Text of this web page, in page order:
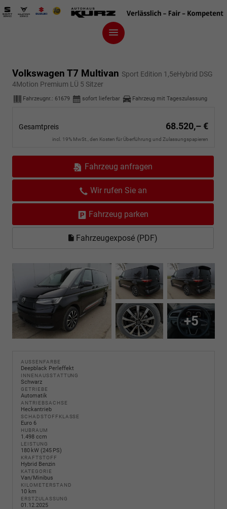
Volkswagen T7 Multivan Sport Edition 1,5eHybrid DSG
4Motion Premium LÜ 5 Sitzer
Fahrzeugnr.: 61679 sofort lieferbar Fahrzeug mit Tageszulassung
Gesamtpreis 68.520,– €
incl. 19% MwSt., den Kosten für Überführung und Zulassungspapieren
Fahrzeug anfragen
Wir rufen Sie an
Fahrzeug parken
Fahrzeugexposé (PDF)
+5
AUSSENFARBE
Deepblack Perleffekt
INNENAUSSTATTUNG
Schwarz
GETRIEBE
Automatik
ANTRIEBSACHSE
Heckantrieb
SCHADSTOFFKLASSE
Euro 6
HUBRAUM
1.498 ccm
LEISTUNG
180 kW (245 PS)
KRAFTSTOFF
Hybrid Benzin
KATEGORIE
Van/Minibus
KILOMETERSTAND
10 km
ERSTZULASSUNG
01.12.2025